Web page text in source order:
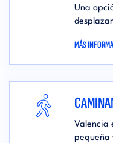
Una
MÁS
Valencia
pequeña